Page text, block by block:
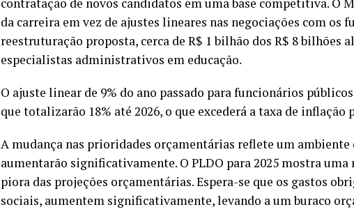
da carreira em vez de ajustes lineares nas negociações com os
reestruturação proposta, cerca de R$ 1 bilhão dos R$ 8 bilhões
especialistas administrativos em educação.
O ajuste linear de 9% do ano passado para funcionários
que totalizarão 18% até 2026, o que excederá a taxa de inflação
A mudança nas prioridades orçamentárias reflete um
aumentarão significativamente. O PLDO para 2025 mostra
piora das projeções orçamentárias. Espera-se que os gastos
sociais, aumentem significativamente, levando a um buraco